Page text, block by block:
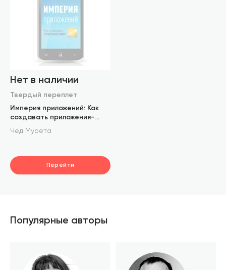
Нет в наличии
Твердый переплет
Империя приложений: Как
создавать приложения-
хиты
Чед Мурета
Перейти
Популярные авторы